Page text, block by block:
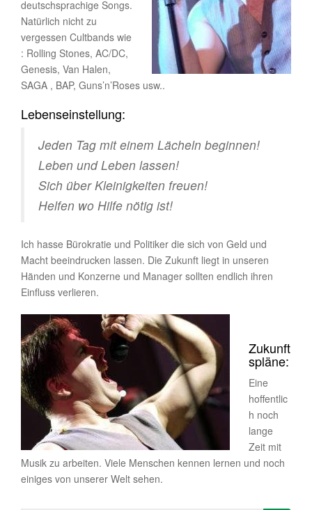
deutschsprachige Songs.
Natürlich nicht zu
vergessen Cultbands wie
: Rolling Stones, AC/DC,
Genesis, Van Halen,
SAGA , BAP, Guns’n’Roses usw..
Lebenseinstellung:
Jeden Tag mit einem Lächeln beginnen!
Leben und Leben lassen!
Sich über Kleinigkeiten freuen!
Helfen wo Hilfe nötig ist!
Ich hasse Bürokratie und Politiker die sich von Geld und
Macht beeindrucken lassen. Die Zukunft liegt in unseren
Händen und Konzerne und Manager sollten endlich ihren
Einfluss verlieren.
Zukunft
spläne:
Eine
hoffentlic
h noch
lange
Zeit mit
Musik zu arbeiten. Viele Menschen kennen lernen und noch
einiges von unserer Welt sehen.